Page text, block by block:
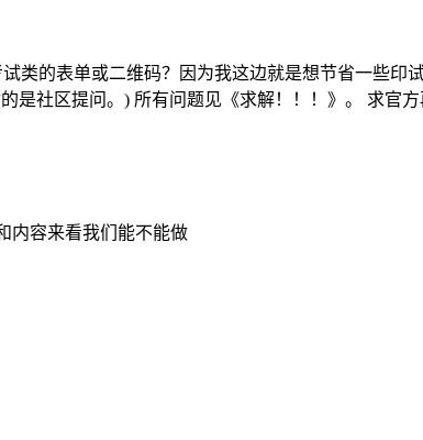
类的表单或二维码？因为我这边就是想节省一些印
是社区提问。) 所有问题见《求解！！！》。 求官
内容来看我们能不能做